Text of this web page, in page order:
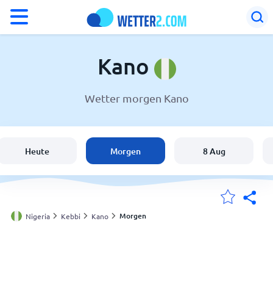
Schweiz
Deutschland
Kano
Wetter morgen Kano
Heute Morgen 8 Aug
Nigeria Kebbi Kano Morgen